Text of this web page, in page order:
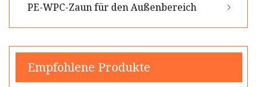
PE-WPC-Zaun für den Außenbereich
Empfohlene Produkte